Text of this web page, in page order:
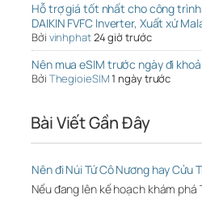
Hỗ trợ giá tốt nhất cho công
DAIKIN FVFC Inverter, Xuất xứ
Bởi vinhphat24 giờ trước
Nên mua eSIM trước ngày đi
Bởi ThegioieSIM1 ngày trước
Bài Viết Gần Đây
Nên đi Núi Tứ Cô Nương hay Cửu
Nếu đang lên kế hoạch khám phá